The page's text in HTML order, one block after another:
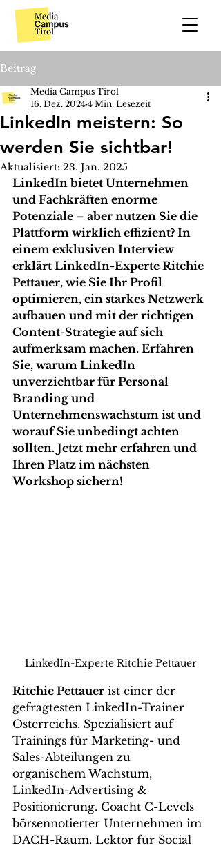
Beitrag
LinkedIn meistern: So
werden Sie sichtbar!
Media Campus Tirol
16. Dez. 2024 4 Min. Lesezeit
Aktualisiert: 23. Jan. 2025
LinkedIn bietet Unternehmen
und Fachkräften enorme
Potenziale – aber nutzen Sie die
Plattform wirklich effizient? In
einem exklusiven Interview
erklärt LinkedIn-Experte Ritchie
Pettauer, wie Sie Ihr Profil
optimieren, ein starkes Netzwerk
aufbauen und mit der richtigen
Content-Strategie auf sich
aufmerksam machen. Erfahren
Sie, warum LinkedIn
unverzichtbar für Personal
Branding und
Unternehmenswachstum ist und
worauf Sie unbedingt achten
sollten. Jetzt mehr erfahren und
Ihren Platz im nächsten
Workshop sichern!
LinkedIn-Experte Ritchie Pettauer
Ritchie Pettauer ist einer der
gefragtesten LinkedIn-Trainer
Österreichs. Spezialisiert auf
Trainings für Marketing- und
Sales-Abteilungen zu
organischem Wachstum,
LinkedIn-Advertising &
Positionierung. Coacht C-Levels
börsennotierter Unternehmen im
DACH-Raum. Lektor für Social